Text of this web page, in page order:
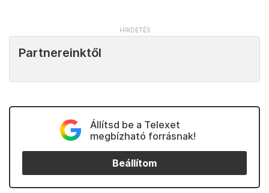
Partnereinktől
Állítsd be a Telexet
megbízható forrásnak!
Beállítom